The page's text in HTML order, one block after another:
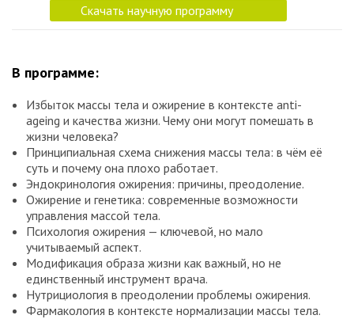
Скачать научную программу
В программе:
Избыток массы тела и ожирение в контексте anti-
ageing и качества жизни. Чему они могут помешать в
жизни человека?
Принципиальная схема снижения массы тела: в чём её
суть и почему она плохо работает.
Эндокринология ожирения: причины, преодоление.
Ожирение и генетика: современные возможности
управления массой тела.
Психология ожирения — ключевой, но мало
учитываемый аспект.
Модификация образа жизни как важный, но не
единственный инструмент врача.
Нутрициология в преодолении проблемы ожирения.
Фармакология в контексте нормализации массы тела.